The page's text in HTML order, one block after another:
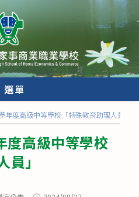
選單
年度高級中等學校「特殊教育助理人員」
度高級中等學校
員」